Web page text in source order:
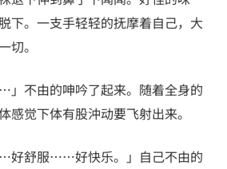
下。一支手轻轻的抚摩着自己，大
切。
不由的呻吟了起来。随着全身的
感觉下体有股沖动要飞射出来。
舒服……好快乐。」自己不由的